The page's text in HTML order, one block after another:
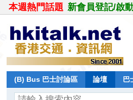
本週熱門話題 新會員登記/啟
(B) Bus 巴士討論區 論壇 巴